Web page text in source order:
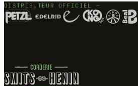
DISTRIBUTEUR OFFICIEL —